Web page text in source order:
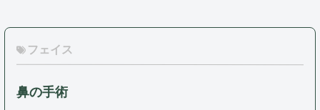
フェイス
鼻の手術